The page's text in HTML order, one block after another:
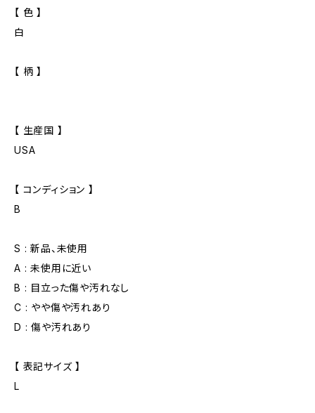
【 色 】
白
【 柄 】
【 生産国 】
USA
【 コンディション 】
B
S : 新品、未使用
A : 未使用に近い
B : 目立った傷や汚れなし
C : やや傷や汚れあり
D : 傷や汚れあり
【 表記サイズ 】
L